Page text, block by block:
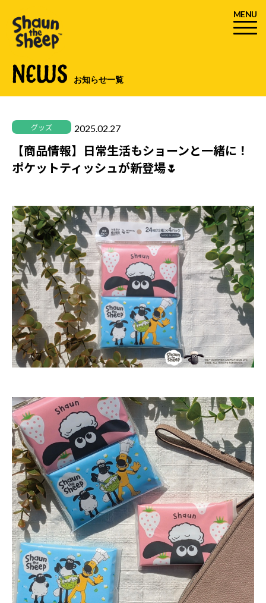
MENU
NEWS お知らせ一覧
グッズ 2025.02.27
【商品情報】日常生活もショーンと一緒に！
ポケットティッシュが新登場🌷